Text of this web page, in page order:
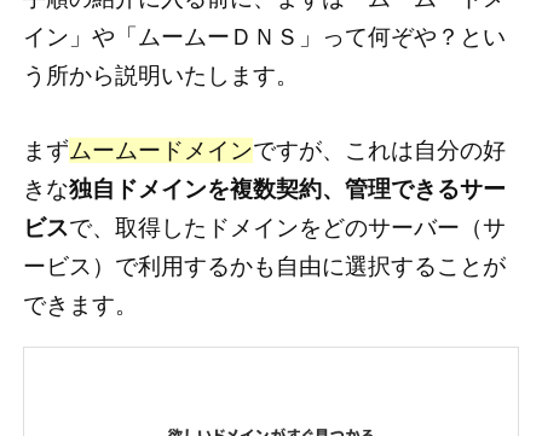
イン」や「ムームーＤＮＳ」って何ぞや？とい
う所から説明いたします。
まずムームードメインですが、これは自分の好
きな独自ドメインを複数契約、管理できるサー
ビスで、取得したドメインをどのサーバー（サ
ービス）で利用するかも自由に選択することが
できます。